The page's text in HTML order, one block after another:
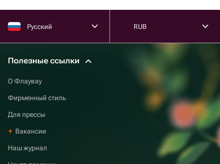
Русский RUB
Полезные ссылки
О Флаувау
Фирменный стиль
Для прессы
Вакансии
Наш журнал